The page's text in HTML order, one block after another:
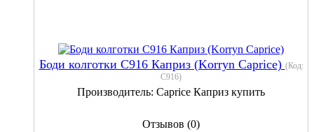
Боди колготки С916 Каприз (Korryn Caprice) (Код:
С916)
Производитель: Caprice Каприз купить
Отзывов (0)